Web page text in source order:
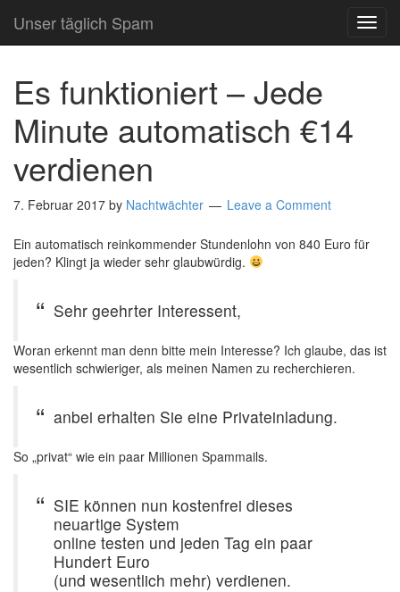
Unser täglich Spam
Es funktioniert – Jede
Minute automatisch €14
verdienen
7. Februar 2017 by Nachtwächter Leave a Comment
Ein automatisch reinkommender Stundenlohn von 840 Euro für
jeden? Klingt ja wieder sehr glaubwürdig.
Sehr geehrter Interessent,
Woran erkennt man denn bitte mein Interesse? Ich glaube, das ist
wesentlich schwieriger, als meinen Namen zu recherchieren.
anbei erhalten Sie eine Privateinladung.
So „privat“ wie ein paar Millionen Spammails.
SIE können nun kostenfrei dieses
neuartige System
online testen und jeden Tag ein paar
Hundert Euro
(und wesentlich mehr) verdienen.